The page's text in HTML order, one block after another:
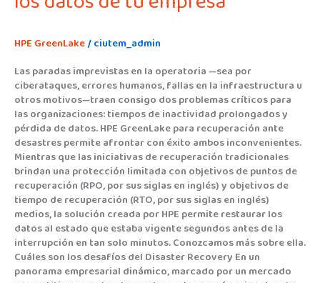
HPE GreenLake/ciutem_admin
Las paradas imprevistas en la operatoria —sea por
ciberataques, errores humanos, fallas en la infraestructura u
otros motivos—traen consigo dos problemas críticos para
las organizaciones: tiempos de inactividad prolongados y
pérdida de datos. HPE GreenLake para recuperación ante
desastres permite afrontar con éxito ambos inconvenientes.
Mientras que las iniciativas de recuperación tradicionales
brindan una protección limitada con objetivos de puntos de
recuperación (RPO, por sus siglas en inglés) y objetivos de
tiempo de recuperación (RTO, por sus siglas en inglés)
medios, la solución creada por HPE permite restaurar los
datos al estado que estaba vigente segundos antes de la
interrupción en tan solo minutos. Conozcamos más sobre ella.
Cuáles son los desafíos del Disaster Recovery En un
panorama empresarial dinámico, marcado por un mercado